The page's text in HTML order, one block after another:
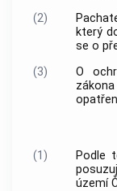
(2)
který
se o
(3)
O
(1)
Podle
území